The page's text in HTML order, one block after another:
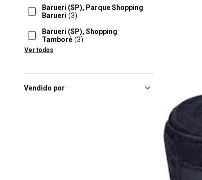
Barueri (SP), Parque Shopping
Barueri (3)
Barueri (SP), Shopping
Tamboré (3)
Brasilia (DF), Shopping Pátio
Cascavel
Ver todos
Vendido por